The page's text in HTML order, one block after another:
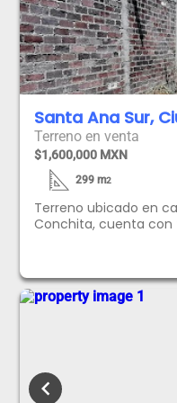
Santa Ana Sur,
Terreno en venta
$1,600,000 MXN
299m2
Terreno ubicado en
Conchita, cuenta con
drenaje, pavimento,
Características
habitacional Terreno
encuentra escriturado Amenidades Ubicado a
cuadras del metro
chevron_left